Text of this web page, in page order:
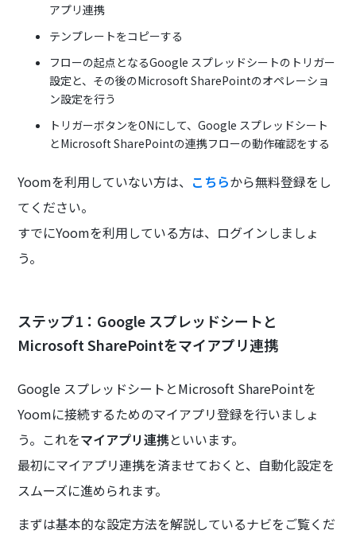
アプリ連携
テンプレートをコピーする
フローの起点となるGoogle スプレッドシートのトリガー
設定と、その後のMicrosoft SharePointのオペレーショ
ン設定を行う
トリガーボタンをONにして、Google スプレッドシート
とMicrosoft SharePointの連携フローの動作確認をする
Yoomを利用していない方は、 こちらから無料登録をし
てください。
すでにYoomを利用している方は、ログインしましょ
う。
ステップ1：Google スプレッドシートと
Microsoft SharePointをマイアプリ連携
Google スプレッドシートとMicrosoft SharePointを
Yoomに接続するためのマイアプリ登録を行いましょ
う。これをマイアプリ連携といいます。
最初にマイアプリ連携を済ませておくと、自動化設定を
スムーズに進められます。
まずは基本的な設定方法を解説しているナビをご覧くだ